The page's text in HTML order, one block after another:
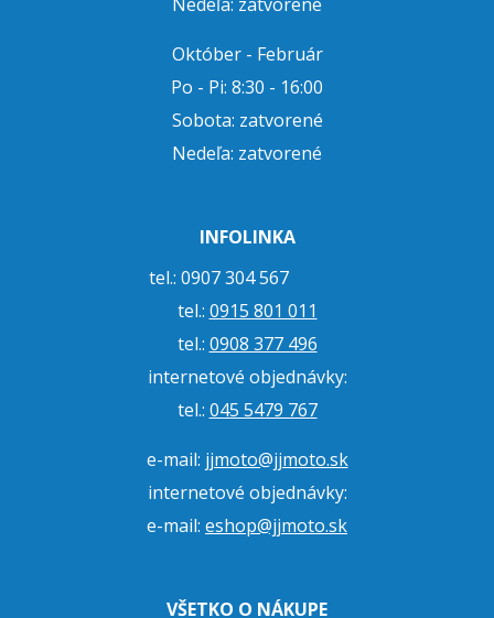
Október - Február
Po - Pi: 8:30 - 16:00
Sobota: zatvorené
Nedeľa: zatvorené
INFOLINKA
tel.: 0907 304 567
tel.: 0915 801 011
tel.: 0908 377 496
internetové objednávky:
tel.: 045 5479 767
e-mail: jjmoto@jjmoto.sk
internetové objednávky:
e-mail: eshop@jjmoto.sk
VŠETKO O NÁKUPE